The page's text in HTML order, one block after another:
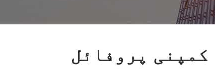
کمپنی پروفائل